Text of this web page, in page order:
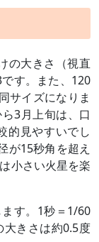
の大きさ（視直
す。また、120
サイズになりま
3月上旬は、口
的見やすいでし
が15秒角を超え
小さい火星を楽
す。1秒＝1/60
きさは約0.5度